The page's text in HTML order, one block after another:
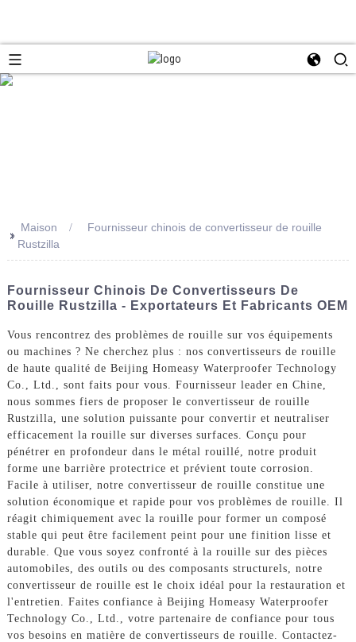
>> Maison
Fournisseur chinois de convertisseur de rouille
Rustzilla
Fournisseur Chinois De Convertisseurs De
Rouille Rustzilla - Exportateurs Et Fabricants OEM
Vous rencontrez des problèmes de rouille sur vos équipements
ou machines ? Ne cherchez plus : nos convertisseurs de rouille
de haute qualité de Beijing Homeasy Waterproofer Technology
Co., Ltd., sont faits pour vous. Fournisseur leader en Chine,
nous sommes fiers de proposer le convertisseur de rouille
Rustzilla, une solution puissante pour convertir et neutraliser
efficacement la rouille sur diverses surfaces. Conçu pour
pénétrer en profondeur dans le métal rouillé, notre produit
forme une barrière protectrice et prévient toute corrosion.
Facile à utiliser, notre convertisseur de rouille constitue une
solution économique et rapide pour vos problèmes de rouille. Il
réagit chimiquement avec la rouille pour former un composé
stable qui peut être facilement peint pour une finition lisse et
durable. Que vous soyez confronté à la rouille sur des pièces
automobiles, des outils ou des composants structurels, notre
convertisseur de rouille est le choix idéal pour la restauration et
l'entretien. Faites confiance à Beijing Homeasy Waterproofer
Technology Co., Ltd., votre partenaire de confiance pour tous
vos besoins en matière de convertisseurs de rouille. Contactez-